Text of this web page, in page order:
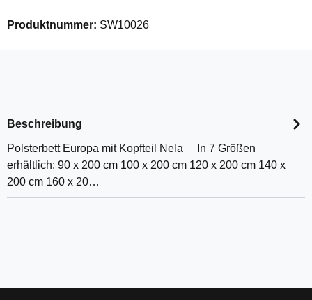
Produktnummer: SW10026
Beschreibung
Polsterbett Europa mit Kopfteil Nela In 7 Größen
erhältlich: 90 x 200 cm 100 x 200 cm 120 x 200 cm 140 x
200 cm 160 x 20…